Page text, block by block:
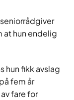
at hun endelig
hun fikk avslag
fem år
fare for